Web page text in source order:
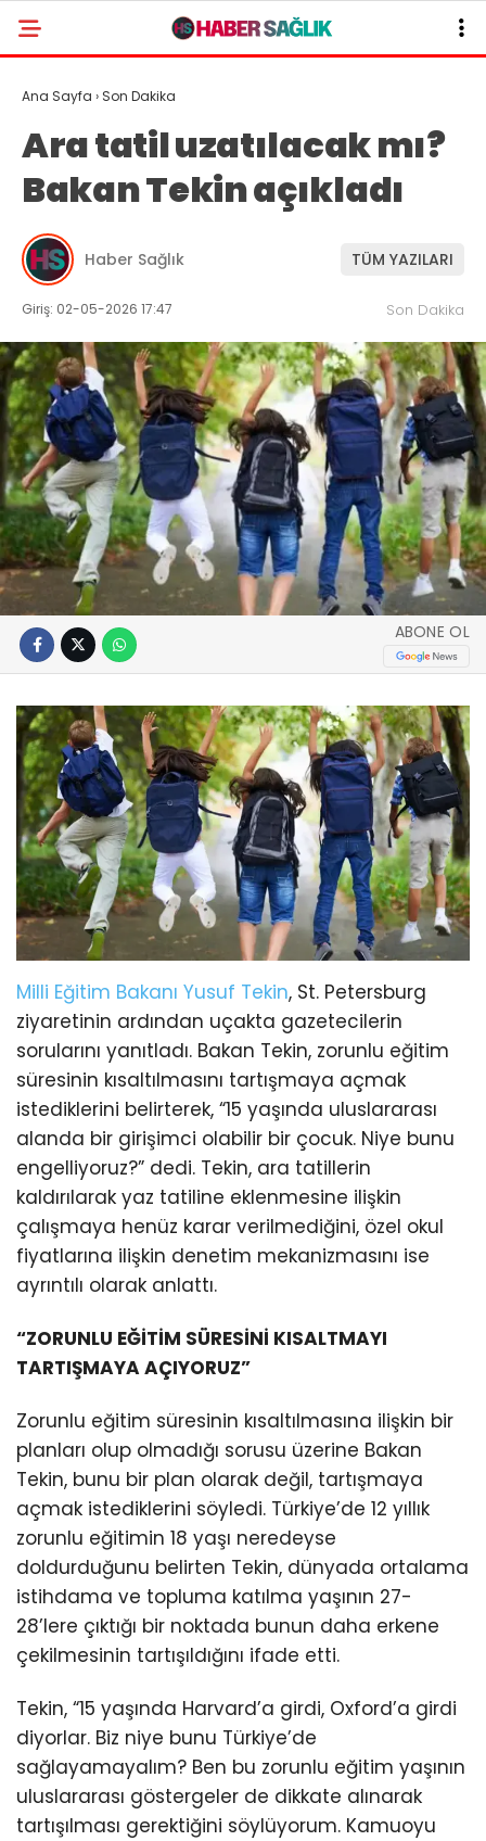
Ana Sayfa › Son Dakika
Ara tatil uzatılacak mı?
Bakan Tekin açıkladı
Haber Sağlık TÜM YAZILARI
Giriş: 02-05-2026 17:47 Son Dakika
ABONE OL
Milli Eğitim Bakanı Yusuf Tekin, St. Petersburg
ziyaretinin ardından uçakta gazetecilerin
sorularını yanıtladı. Bakan Tekin, zorunlu eğitim
süresinin kısaltılmasını tartışmaya açmak
istediklerini belirterek, “15 yaşında uluslararası
alanda bir girişimci olabilir bir çocuk. Niye bunu
engelliyoruz?” dedi. Tekin, ara tatillerin
kaldırılarak yaz tatiline eklenmesine ilişkin
çalışmaya henüz karar verilmediğini, özel okul
fiyatlarına ilişkin denetim mekanizmasını ise
ayrıntılı olarak anlattı.
“ZORUNLU EĞİTİM SÜRESİNİ KISALTMAYI
TARTIŞMAYA AÇIYORUZ”
Zorunlu eğitim süresinin kısaltılmasına ilişkin bir
planları olup olmadığı sorusu üzerine Bakan
Tekin, bunu bir plan olarak değil, tartışmaya
açmak istediklerini söyledi. Türkiye’de 12 yıllık
zorunlu eğitimin 18 yaşı neredeyse
doldurduğunu belirten Tekin, dünyada ortalama
istihdama ve topluma katılma yaşının 27-
28’lere çıktığı bir noktada bunun daha erkene
çekilmesinin tartışıldığını ifade etti.
Tekin, “15 yaşında Harvard’a girdi, Oxford’a girdi
diyorlar. Biz niye bunu Türkiye’de
sağlayamayalım? Ben bu zorunlu eğitim yaşının
uluslararası göstergeler de dikkate alınarak
tartışılması gerektiğini söylüyorum. Kamuoyu